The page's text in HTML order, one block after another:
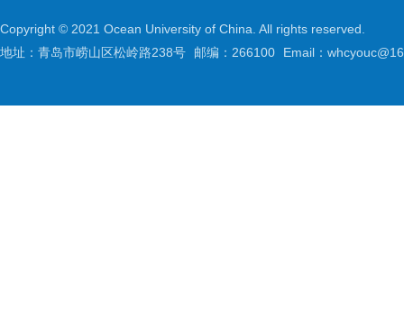
Copyright © 2021 Ocean University of China. All rights reserved.
地址：青岛市崂山区松岭路238号
邮编：266100 Email：